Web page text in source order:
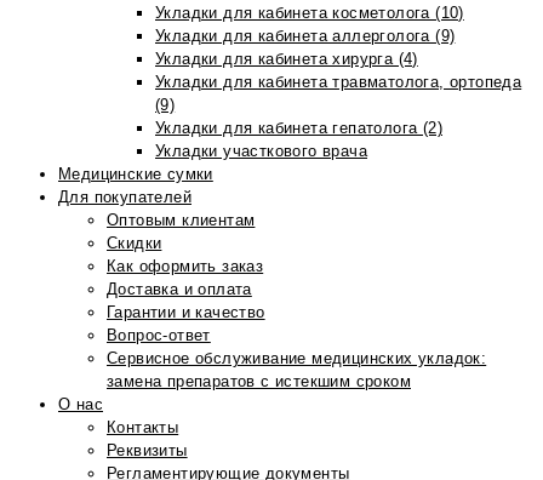
Укладки для кабинета косметолога (10)
Укладки для кабинета аллерголога (9)
Укладки для кабинета хирурга (4)
Укладки для кабинета травматолога, ортопеда
(9)
Укладки для кабинета гепатолога (2)
Укладки участкового врача
Медицинские сумки
Для покупателей
Оптовым клиентам
Скидки
Как оформить заказ
Доставка и оплата
Гарантии и качество
Вопрос-ответ
Сервисное обслуживание медицинских укладок:
замена препаратов с истекшим сроком
О нас
Контакты
Реквизиты
Регламентирующие документы